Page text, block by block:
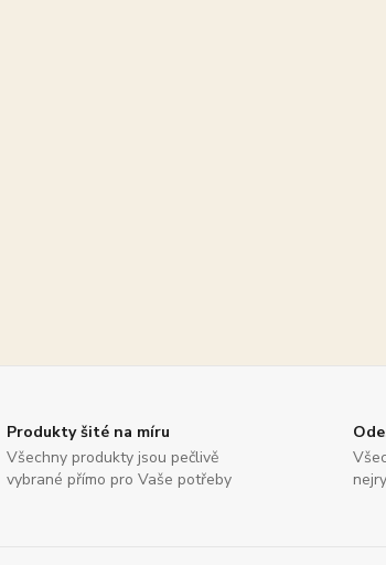
Produkty šité na míru
Všechny produkty jsou pečlivě
vybrané přímo pro Vaše potřeby